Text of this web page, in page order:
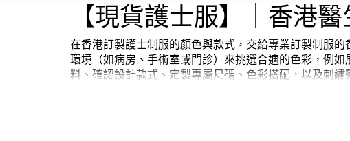
【現貨護士服】｜香港
在香港訂製護士制服的顏色與款式，交給專業訂製制服
環境（如病房、手術室或門診）來挑選合適的色彩，例
料、確認設計款式、定製專屬尺碼、色彩搭配，以及刺
在 iGift，我們提供各種現貨護士制服和醫生袍，專為醫
尋找高質量的醫療服裝？iGift 的現貨護士服和醫生袍是